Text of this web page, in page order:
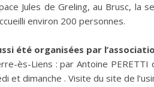
Jules de Greling, au Brusc,
environ 200 personnes.
été organisées par
ès-Liens : par Antoine
et dimanche . Visite du site de